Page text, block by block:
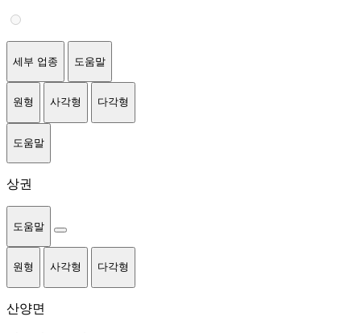
세부 업종 도움말
원형 사각형 다각형
도움말
상권
도움말
원형 사각형 다각형
산양면